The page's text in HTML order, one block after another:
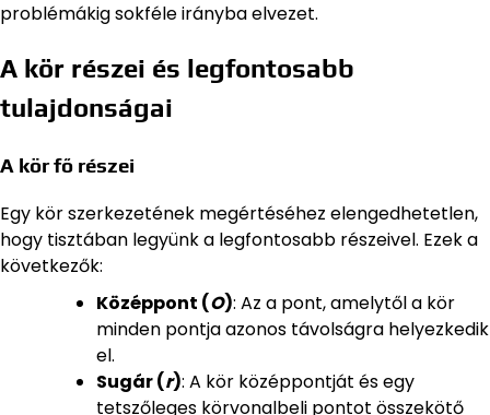
problémákig sokféle irányba elvezet.
A kör részei és legfontosabb
tulajdonságai
A kör fő részei
Egy kör szerkezetének megértéséhez elengedhetetlen,
hogy tisztában legyünk a legfontosabb részeivel. Ezek a
következők:
Középpont (O): Az a pont, amelytől a kör
minden pontja azonos távolságra helyezkedik
el.
Sugár (r): A kör középpontját és egy
tetszőleges körvonalbeli pontot összekötő